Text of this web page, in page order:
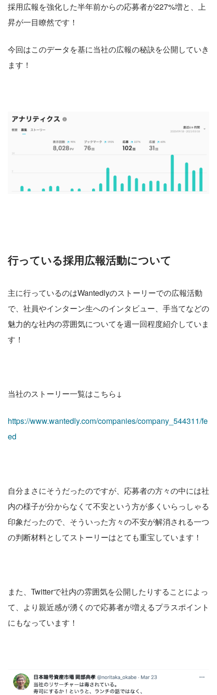
採用広報を強化した半年前からの応募者が227%増と、上
昇が一目瞭然です！
今回はこのデータを基に当社の広報の秘訣を公開していき
ます！
行っている採用広報活動について
主に行っているのはWantedlyのストーリーでの広報活動
で、社員やインターン生へのインタビュー、手当てなどの
魅力的な社内の雰囲気についてを週一回程度紹介していま
す！
当社のストーリー一覧はこちら↓
https://www.wantedly.com/companies/company_544311/fe
ed
自分まさにそうだったのですが、応募者の方々の中には社
内の様子が分からなくて不安という方が多くいらっしゃる
印象だったので、そういった方々の不安が解消される一つ
の判断材料としてストーリーはとても重宝しています！
また、Twitterで社内の雰囲気を公開したりすることによっ
て、より親近感が湧くので応募者が増えるプラスポイント
にもなっています！